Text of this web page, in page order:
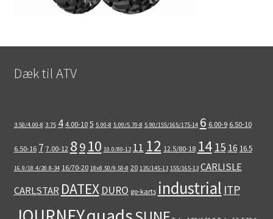
Dæk til ATV
3.50/4.00-8 3.75 4 4.00-10 5 5.00-8 5.00/5.70-8 5.90/155/165/175-14 6 6.00-9 6.50-10
6.50-16 7 7.00-12 89 10 10.0/80-12 11 12 12.5/80-18 14 15 16 16.5
16.9/18.4/20.8-34 16/70-20 18x8.50/9.50-8 20 135/145-13 155/165-13 CARLISLE
CARLSTAR DATEX DURO go-karts industrial ITP